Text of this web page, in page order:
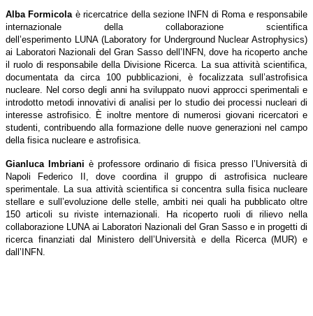
Alba Formicolaè ricercatrice della sezione INFN di Roma e responsabile
internazionale della collaborazione scientifica
dell’esperimento LUNA (Laboratory for Underground Nuclear Astrophysics)
ai Laboratori Nazionali del Gran Sasso dell’INFN, dove ha ricoperto anche
il ruolo di responsabile della Divisione Ricerca. La sua attività scientifica,
documentata da circa 100 pubblicazioni, è focalizzata sull’astrofisica
nucleare. Nel corso degli anni ha sviluppato nuovi approcci sperimentali e
introdotto metodi innovativi di analisi per lo studio dei processi nucleari di
interesse astrofisico. È inoltre mentore di numerosi giovani ricercatori e
studenti, contribuendo alla formazione delle nuove generazioni nel campo
della fisica nucleare e astrofisica.
Gianluca Imbriani è professore ordinario di fisica presso l’Università di
Napoli Federico II, dove coordina il gruppo di astrofisica nucleare
sperimentale. La sua attività scientifica si concentra sulla fisica nucleare
stellare e sull’evoluzione delle stelle, ambiti nei quali ha pubblicato oltre
150 articoli su riviste internazionali. Ha ricoperto ruoli di rilievo nella
collaborazione LUNA ai Laboratori Nazionali del Gran Sasso e in progetti di
ricerca finanziati dal Ministero dell’Università e della Ricerca (MUR) e
dall’INFN.